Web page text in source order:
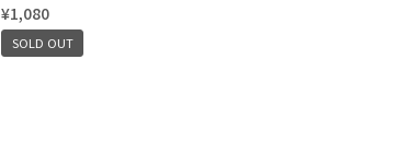
¥1,080
SOLD OUT